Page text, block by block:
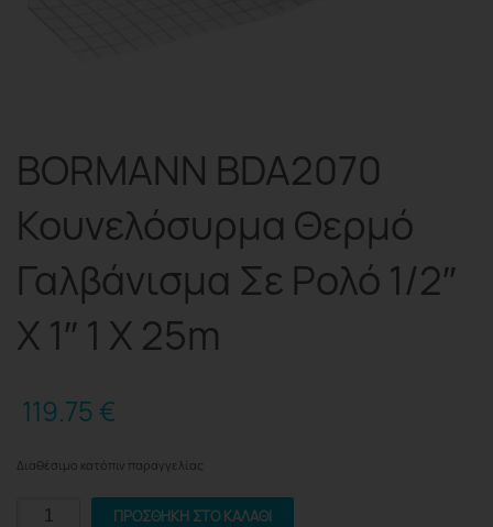
BORMANN BDA2070
Κουνελόσυρμα Θερμό
Γαλβάνισμα Σε Ρολό 1/2″
X 1″ 1 X 25m
119.75 €
Διαθέσιμο κατόπιν παραγγελίας
BORMANN
ΠΡΟΣΘΉΚΗ ΣΤΟ ΚΑΛΆΘΙ